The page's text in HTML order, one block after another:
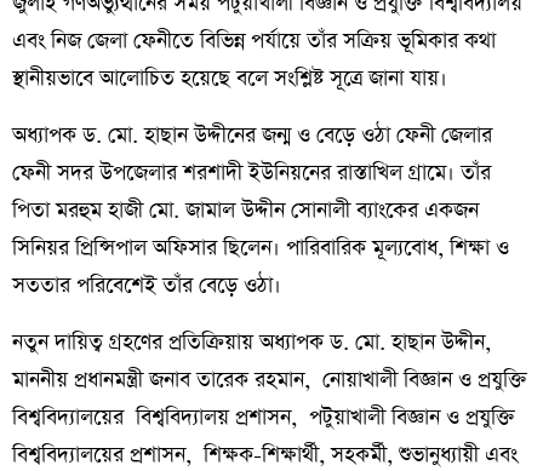
এবং নিজ জেলা ফেনীতে বিভিন্ন পর্যায়ে তাঁর সক্রিয় ভূমিকার কথা
স্থানীয়ভাবে আলোচিত হয়েছে বলে সংশ্লিষ্ট সূত্রে জানা যায়।
অধ্যাপক ড. মো. হাছান উদ্দীনের জন্ম ও বেড়ে ওঠা ফেনী জেলার
ফেনী সদর উপজেলার শরশাদী ইউনিয়নের রাস্তাখিল গ্রামে। তাঁর
পিতা মরহুম হাজী মো. জামাল উদ্দীন সোনালী ব্যাংকের একজন
সিনিয়র প্রিন্সিপাল অফিসার ছিলেন। পারিবারিক মূল্যবোধ, শিক্ষা ও
সততার পরিবেশেই তাঁর বেড়ে ওঠা।
নতুন দায়িত্ব গ্রহণের প্রতিক্রিয়ায় অধ্যাপক ড. মো. হাছান উদ্দীন,
মাননীয় প্রধানমন্ত্রী জনাব তারেক রহমান, নোয়াখালী বিজ্ঞান ও প্রযুক্তি
বিশ্ববিদ্যালয়ের বিশ্ববিদ্যালয় প্রশাসন, পটুয়াখালী বিজ্ঞান ও প্রযুক্তি
বিশ্ববিদ্যালয়ের প্রশাসন, শিক্ষক-শিক্ষার্থী, সহকর্মী, শুভানুধ্যায়ী এবং